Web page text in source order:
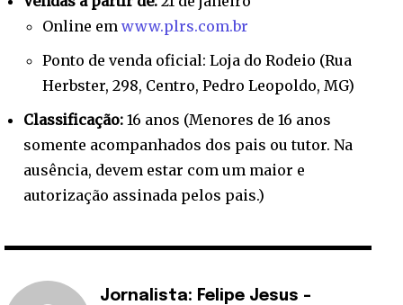
Online em www.plrs.com.br
Ponto de venda oficial: Loja do Rodeio (Rua
Herbster, 298, Centro, Pedro Leopoldo, MG)
Classificação: 16 anos (Menores de 16 anos
somente acompanhados dos pais ou tutor. Na
ausência, devem estar com um maior e
autorização assinada pelos pais.)
Jornalista: Felipe Jesus -